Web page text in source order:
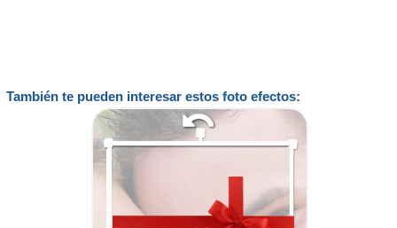
También te pueden interesar estos foto efectos: